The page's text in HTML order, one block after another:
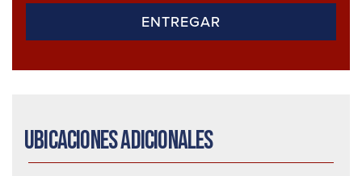
Ubicaciones adicionales